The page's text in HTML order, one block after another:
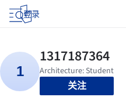
登录
关注